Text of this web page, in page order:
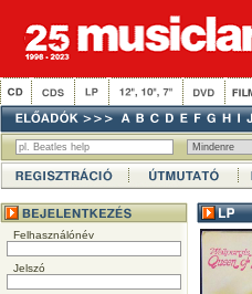
Felhasználónév
Jelszó